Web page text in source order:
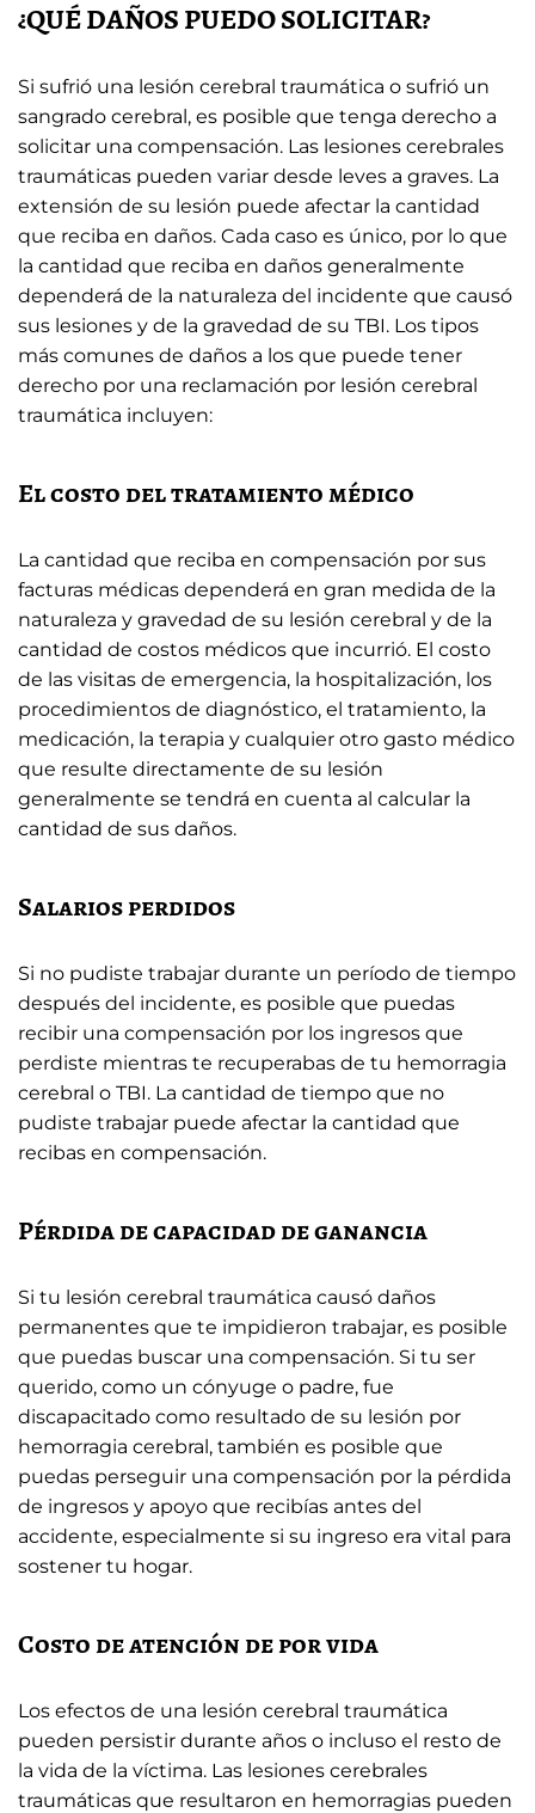
¿QUÉ DAÑOS PUEDO SOLICITAR?
Si sufrió una lesión cerebral traumática o sufrió un
sangrado cerebral, es posible que tenga derecho a
solicitar una compensación. Las lesiones cerebrales
traumáticas pueden variar desde leves a graves. La
extensión de su lesión puede afectar la cantidad
que reciba en daños. Cada caso es único, por lo que
la cantidad que reciba en daños generalmente
dependerá de la naturaleza del incidente que causó
sus lesiones y de la gravedad de su TBI. Los tipos
más comunes de daños a los que puede tener
derecho por una reclamación por lesión cerebral
traumática incluyen:
El costo del tratamiento médico
La cantidad que reciba en compensación por sus
facturas médicas dependerá en gran medida de la
naturaleza y gravedad de su lesión cerebral y de la
cantidad de costos médicos que incurrió. El costo
de las visitas de emergencia, la hospitalización, los
procedimientos de diagnóstico, el tratamiento, la
medicación, la terapia y cualquier otro gasto médico
que resulte directamente de su lesión
generalmente se tendrá en cuenta al calcular la
cantidad de sus daños.
Salarios perdidos
Si no pudiste trabajar durante un período de tiempo
después del incidente, es posible que puedas
recibir una compensación por los ingresos que
perdiste mientras te recuperabas de tu hemorragia
cerebral o TBI. La cantidad de tiempo que no
pudiste trabajar puede afectar la cantidad que
recibas en compensación.
Pérdida de capacidad de ganancia
Si tu lesión cerebral traumática causó daños
permanentes que te impidieron trabajar, es posible
que puedas buscar una compensación. Si tu ser
querido, como un cónyuge o padre, fue
discapacitado como resultado de su lesión por
hemorragia cerebral, también es posible que
puedas perseguir una compensación por la pérdida
de ingresos y apoyo que recibías antes del
accidente, especialmente si su ingreso era vital para
sostener tu hogar.
Costo de atención de por vida
Los efectos de una lesión cerebral traumática
pueden persistir durante años o incluso el resto de
la vida de la víctima. Las lesiones cerebrales
traumáticas que resultaron en hemorragias pueden